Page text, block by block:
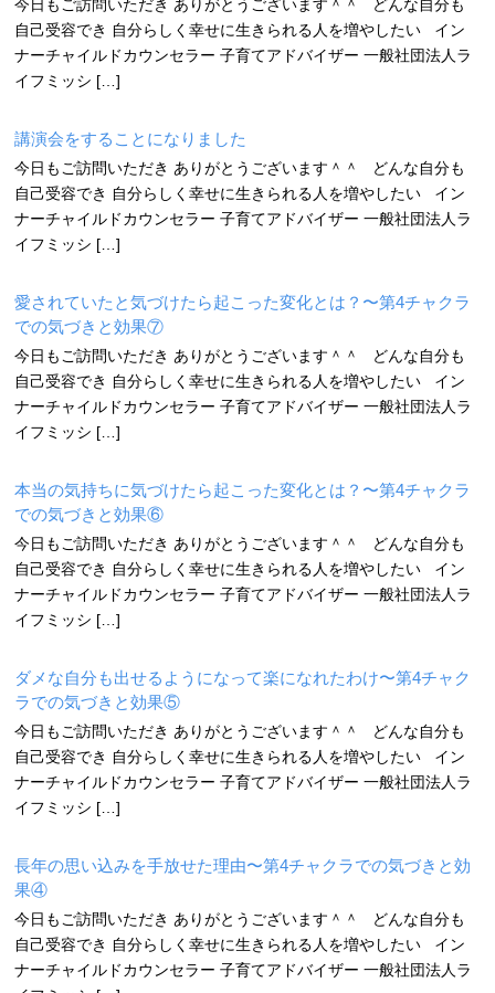
今日もご訪問いただき ありがとうございます＾＾ どんな自分も
自己受容でき 自分らしく幸せに生きられる人を増やしたい イン
ナーチャイルドカウンセラー 子育てアドバイザー 一般社団法人ラ
イフミッシ […]
講演会をすることになりました
今日もご訪問いただき ありがとうございます＾＾ どんな自分も
自己受容でき 自分らしく幸せに生きられる人を増やしたい イン
ナーチャイルドカウンセラー 子育てアドバイザー 一般社団法人ラ
イフミッシ […]
愛されていたと気づけたら起こった変化とは？〜第4チャクラ
での気づきと効果⑦
今日もご訪問いただき ありがとうございます＾＾ どんな自分も
自己受容でき 自分らしく幸せに生きられる人を増やしたい イン
ナーチャイルドカウンセラー 子育てアドバイザー 一般社団法人ラ
イフミッシ […]
本当の気持ちに気づけたら起こった変化とは？〜第4チャクラ
での気づきと効果⑥
今日もご訪問いただき ありがとうございます＾＾ どんな自分も
自己受容でき 自分らしく幸せに生きられる人を増やしたい イン
ナーチャイルドカウンセラー 子育てアドバイザー 一般社団法人ラ
イフミッシ […]
ダメな自分も出せるようになって楽になれたわけ〜第4チャク
ラでの気づきと効果⑤
今日もご訪問いただき ありがとうございます＾＾ どんな自分も
自己受容でき 自分らしく幸せに生きられる人を増やしたい イン
ナーチャイルドカウンセラー 子育てアドバイザー 一般社団法人ラ
イフミッシ […]
長年の思い込みを手放せた理由〜第4チャクラでの気づきと効
果④
今日もご訪問いただき ありがとうございます＾＾ どんな自分も
自己受容でき 自分らしく幸せに生きられる人を増やしたい イン
ナーチャイルドカウンセラー 子育てアドバイザー 一般社団法人ラ